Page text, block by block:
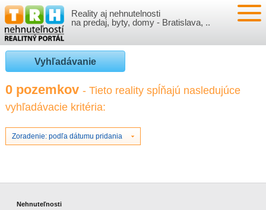
Reality aj nehnutelnosti
na predaj, byty, domy - Bratislava, ..
NEHNUTEĽNOSTI
BYTY
NOVOSTAVBY
NEBYTOVÉ PRIESTORY
VLOŽIŤ NEHNUTEĽNOSTI
PRIHLÁSENIE
REGISTRÁCIA
VÝVOJ CIEN REALÍT
ČLÁNKY O REALITÁCH
Vyhľadávanie
0 pozemkov - Tieto reality spĺňajú nasledujúce
vyhľadávacie kritéria:
Zoradenie: podľa dátumu pridania
Nehnuteľnosti